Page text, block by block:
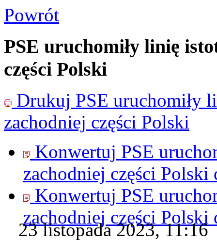
Powrót
PSE uruchomiły linię
części Polski
Drukuj PSE uruchomiły
zachodniej części Polski
Konwertuj PSE
zachodniej części Polski
Konwertuj PSE
zachodniej części Polski
23 listopada 2023, 11:16